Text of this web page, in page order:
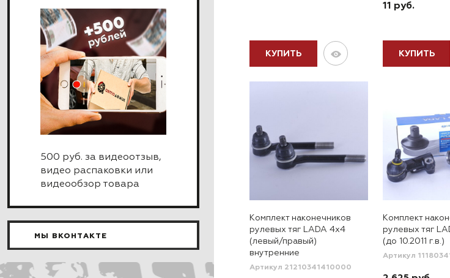
500 руб. за видеоотзыв,
видео распаковки или
видеообзор товара
МЫ ВКОНТАКТЕ
КУПИТЬ
11 руб.
КУПИТЬ
Комплект наконечников
рулевых тяг LADA 4x4
(левый/правый)
внутренние
Артикул 21210341410000
Комплект
рулевых тяг
(до 10.2011 г.в.)
Артикул